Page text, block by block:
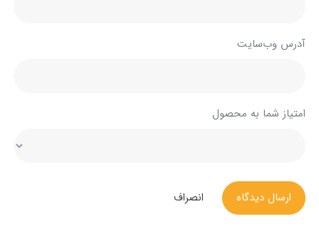
آدرس وب‌سایت
امتیاز شما به محصول
ارسال دیدگاه انصراف